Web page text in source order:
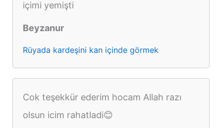
içimi yemişti
Beyzanur
Rüyada kardeşini kan içinde görmek
Cok teşekkür ederim hocam Allah razı
olsun icim rahatladi😊